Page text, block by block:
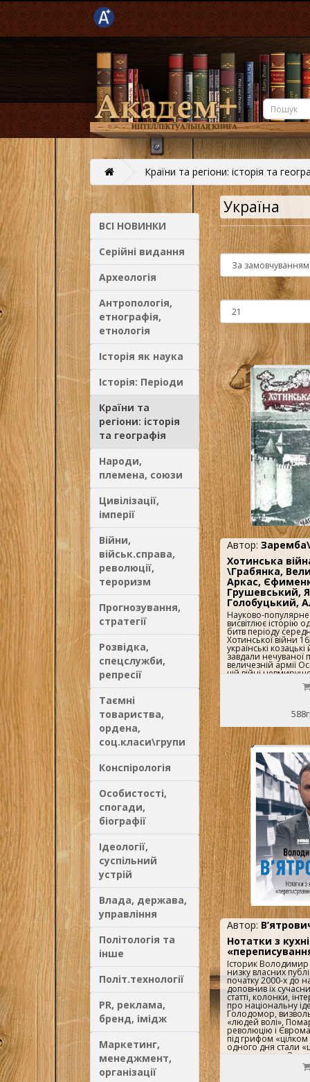
Країни та регіони: історія та
ВСІ НОВИНКИ
Серійні видання
Археологія
Антропологія,
етнографія,
етнологія
Історія як наука
Історія: Періоди
Країни та
регіони: історія
та географія
Народи,
племена, союзи
Цивілізації,
імперії
Війни,
військ.справа,
революції,
тероризм
Прогнозування,
стратегії
Розвідка,
спецслужби,
репресії
Таємні
товариства,
ордена,
соц.класи\групи
Конспірологія
Особистості,
спогади,
біографії
Ідеології,
суспільний
устрій
Влада, держава,
управління
Політологія та
інше
Політ.технології
PR, реклама,
бренд, імідж
Маркетинг,
менеджмент,
організації
Україна
Автор:
Хотинська
\Грабянка,
Аркас,
Грушевський,
Голобуцький,
Науково-
висвітлює історію
битв періоду
Хотинської війни
українські козацькі
завдали нечуваної
величезній армії
цій війні
видатний син
славетний
фрагменти опису
війни козацькими
Грабянкою, С.
дослідником Й.
українськими
Грушевським, Д.
Голобуцьким, а
іншими.Зміст1
вмре, не поляже.3.
устами самовидців
ГрабянкаС.
АркасО.
ЯворницькийВ.
Автор:
Нотатки з кухні
Історик Володимир
низку власних
початку 2000-х до
доповнив їх
статті, колонки,
про національну
Голодомор,
«людей волі»,
революцію і
під грифом «цілком
одного дня стали
нетаємними».
історії автор
частину —